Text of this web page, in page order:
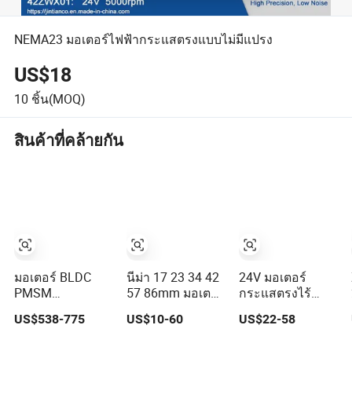
NEMA23 มอเตอร์ไฟฟ้ากระแสตรงแบบไม่มีแปรง
US$18
10 ชิ้น(MOQ)
สินค้าที่คล้ายกัน
มอเตอร์ BLDC
PMSM
ไฟฟ้ากระแสตรง
ไร้แปรงที่มีพลังสูง
US$538-775
นีม่า 17 23 34 42
57 86mm มอเตอร์
ไฟฟ้าบีแอลดีซี
แบบไร้แปรงพร้อม
US$10-60
24V มอเตอร์
กระแสตรงไร้
แปรง 3000rpm
300W
US$22-58